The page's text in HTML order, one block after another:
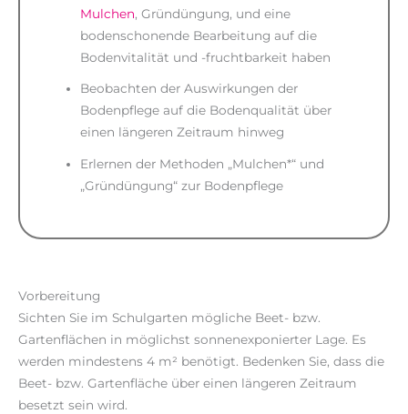
Mulchen, Gründüngung, und eine
bodenschonende Bearbeitung auf die
Bodenvitalität und -fruchtbarkeit haben
Beobachten der Auswirkungen der
Bodenpflege auf die Bodenqualität über
einen längeren Zeitraum hinweg
Erlernen der Methoden „Mulchen*“ und
„Gründüngung“ zur Bodenpflege
Vorbereitung
Sichten Sie im Schulgarten mögliche Beet- bzw.
Gartenflächen in möglichst sonnenexponierter Lage. Es
werden mindestens 4 m² benötigt. Bedenken Sie, dass die
Beet- bzw. Gartenfläche über einen längeren Zeitraum
besetzt sein wird.